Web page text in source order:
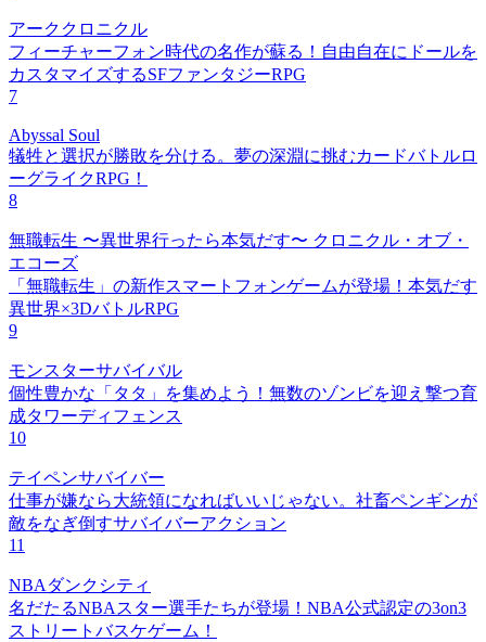
アーククロニクル
フィーチャーフォン時代の名作が蘇る！自由自在にドールを
カスタマイズするSFファンタジーRPG
7
Abyssal Soul
犠牲と選択が勝敗を分ける。夢の深淵に挑むカードバトルロ
ーグライクRPG！
8
無職転生 〜異世界行ったら本気だす〜 クロニクル・オブ・
エコーズ
「無職転生」の新作スマートフォンゲームが登場！本気だす
異世界×3DバトルRPG
9
モンスターサバイバル
個性豊かな「タタ」を集めよう！無数のゾンビを迎え撃つ育
成タワーディフェンス
10
テイペンサバイバー
仕事が嫌なら大統領になればいいじゃない。社畜ペンギンが
敵をなぎ倒すサバイバーアクション
11
NBAダンクシティ
名だたるNBAスター選手たちが登場！NBA公式認定の3on3
ストリートバスケゲーム！